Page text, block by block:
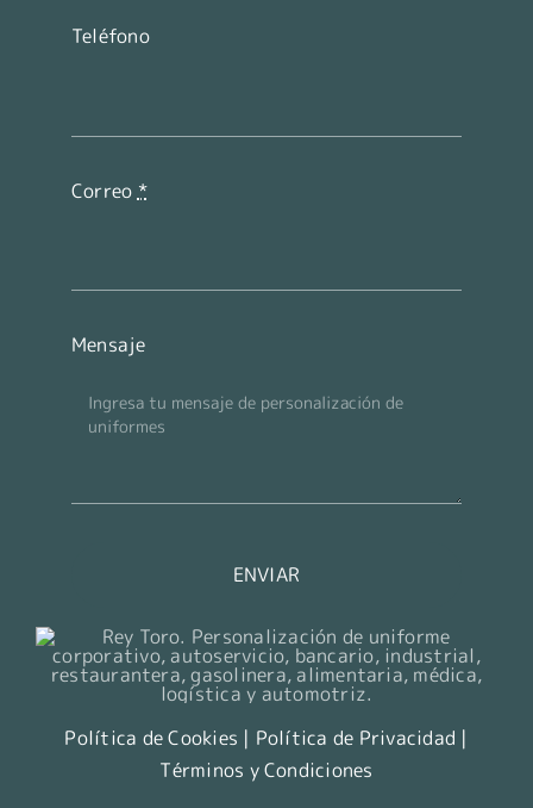
Teléfono
Correo *
Mensaje
ENVIAR
Política de Cookies | Política de Privacidad |
Términos y Condiciones